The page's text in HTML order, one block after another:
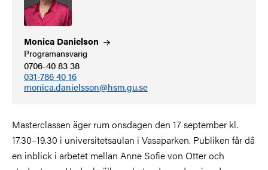
Monica Danielson
Programansvarig
0706-40 83 38
031-786 40 16
monica.danielsson@hsm.gu.se
Masterclassen äger rum onsdagen den 17 september kl.
17.30–19.30 i universitetsaulan i Vasaparken. Publiken får då
en inblick i arbetet mellan Anne Sofie von Otter och